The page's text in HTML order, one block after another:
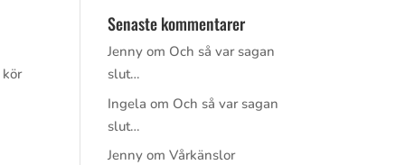
Senaste kommentarer
Jenny om Och så var sagan
slut…
Ingela om Och så var sagan
slut…
Jenny omVårkänslor